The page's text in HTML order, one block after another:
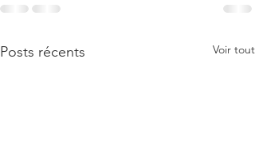
Posts récents Voir tout